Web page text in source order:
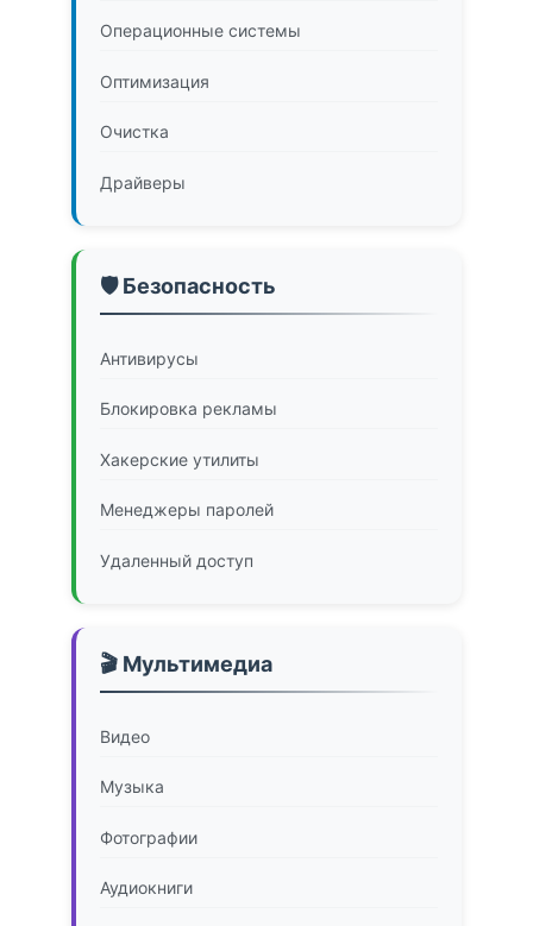
Операционные системы
Оптимизация
Очистка
Драйверы
🛡️ Безопасность
Антивирусы
Блокировка рекламы
Хакерские утилиты
Менеджеры паролей
Удаленный доступ
🎬 Мультимедиа
Видео
Музыка
Фотографии
Аудиокниги